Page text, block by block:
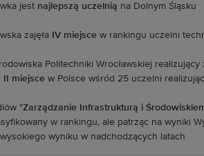
jest najlepszą uczelnią na Dolnym Śląsku
zajęła IV miejscew rankingu uczelni
Politechniki Wrocławskiej
II miejscew Polsce wśród 25 uczelni
"Zarządzanie Infrastrukturą i
w rankingu, ale patrząc na wyniki
wyniku w nadchodzących latach